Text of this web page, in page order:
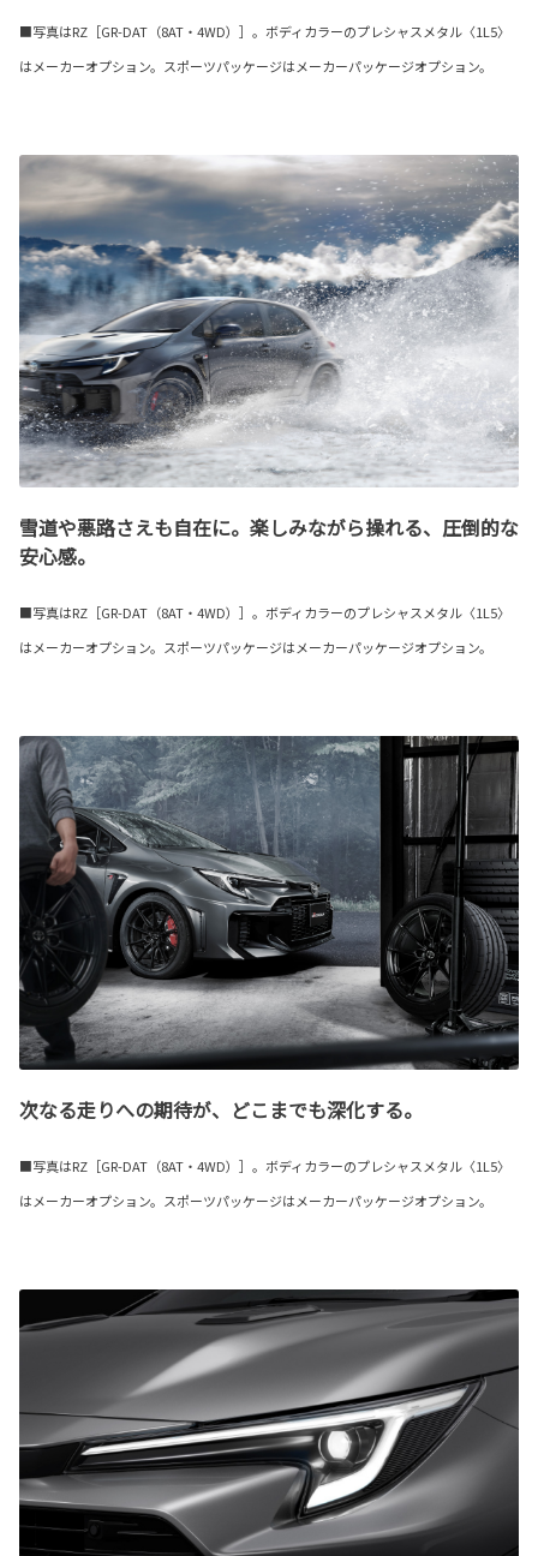
■写真はRZ［GR-DAT（8AT・4WD）］。ボディカラーのプレシャスメタル〈1L5〉
はメーカーオプション。スポーツパッケージはメーカーパッケージオプション。
雪道や悪路さえも自在に。楽しみながら操れる、圧倒的な
安心感。
■写真はRZ［GR-DAT（8AT・4WD）］。ボディカラーのプレシャスメタル〈1L5〉
はメーカーオプション。スポーツパッケージはメーカーパッケージオプション。
次なる走りへの期待が、どこまでも深化する。
■写真はRZ［GR-DAT（8AT・4WD）］。ボディカラーのプレシャスメタル〈1L5〉
はメーカーオプション。スポーツパッケージはメーカーパッケージオプション。